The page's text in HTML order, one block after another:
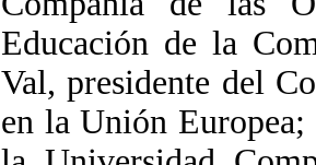
Educación de la
Val, presidente del
en la Unión